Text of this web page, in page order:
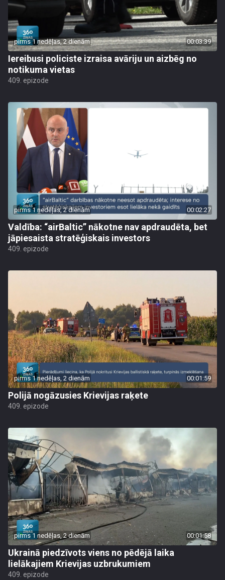
pirms 1 nedēļas, 2 dienām 00:03:39
Iereibusi policiste izraisa avāriju un aizbēg no
notikuma vietas
409. epizode
pirms 1 nedēļas, 2 dienām 00:02:27
Valdība: “airBaltic” nākotne nav apdraudēta, bet
jāpiesaista stratēģiskais investors
409. epizode
pirms 1 nedēļas, 2 dienām 00:01:59
Polijā nogāzusies Krievijas raķete
409. epizode
pirms 1 nedēļas, 2 dienām 00:01:58
Ukrainā piedzīvots viens no pēdējā laika
lielākajiem Krievijas uzbrukumiem
409. epizode